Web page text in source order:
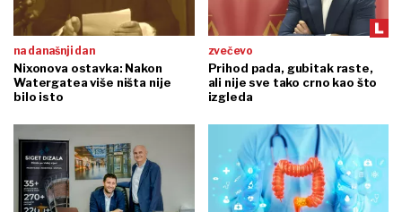
na današnji dan
Nixonova ostavka: Nakon
Watergatea više ništa nije
bilo isto
zvečevo
Prihod pada, gubitak raste,
ali nije sve tako crno kao što
izgleda